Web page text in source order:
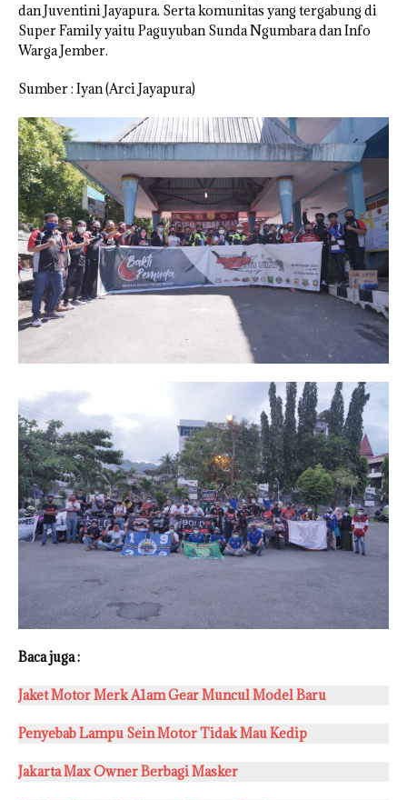
dan Juventini Jayapura. Serta komunitas yang tergabung di
Super Family yaitu Paguyuban Sunda Ngumbara dan Info
Warga Jember.
Sumber : Iyan (Arci Jayapura)
Baca juga :
Jaket Motor Merk A1am Gear Muncul Model Baru
Penyebab Lampu Sein Motor Tidak Mau Kedip
Jakarta Max Owner Berbagi Masker